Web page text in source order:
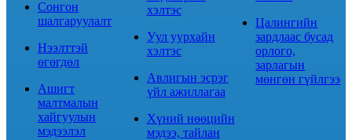
Сонгон
шалгаруулалт
Нээлттэй
өгөгдөл
Ашигт
малтмалын
хайгуулын
мэдээлэл
хэлтэс
Уул уурхайн
хэлтэс
Авлигын эсрэг
үйл ажиллагаа
Хүний нөөцийн
мэдээ, тайлан
Цалингийн
зардлаас бусад
орлого,
зарлагын
мөнгөн гүйлгээ